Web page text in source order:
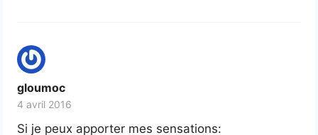
gloumoc
4 avril 2016
Si je peux apporter mes sensations: